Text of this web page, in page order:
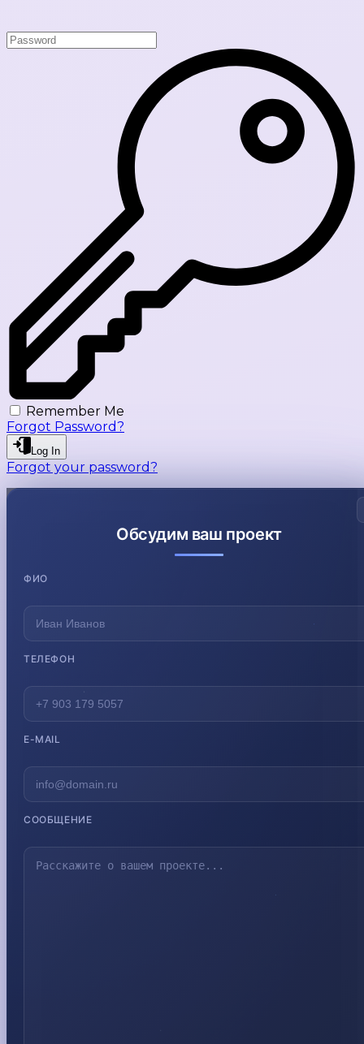
Remember Me
Forgot Password?
Log In
Forgot your password?
Обсудим ваш проект
ФИО
ТЕЛЕФОН
E-MAIL
СООБЩЕНИЕ